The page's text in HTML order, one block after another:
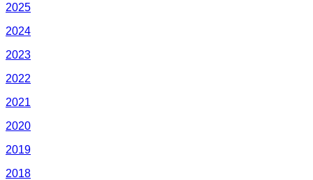
2025
2024
2023
2022
2021
2020
2019
2018